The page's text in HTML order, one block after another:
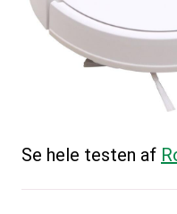
Se hele testen af